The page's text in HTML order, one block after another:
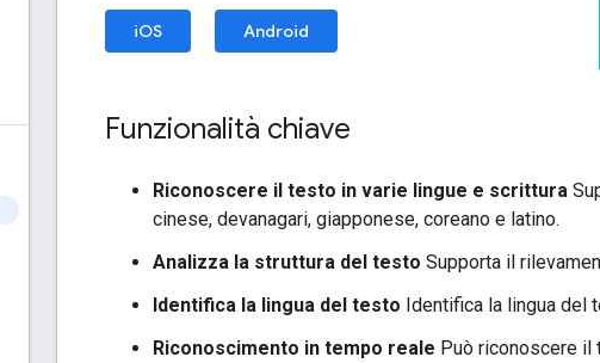
iOS Android
Funzionalità chiave
Riconoscere il testo in varie lingue e scrittura
cinese, devanagari, giapponese, coreano e latino.
Analizza la struttura del testo Supporta il
Identifica la lingua del testo Identifica la lingua del
Riconoscimento in tempo reale Può riconoscere il